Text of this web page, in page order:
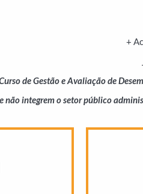
+
de Gestão e Avaliação de
não integrem o setor público